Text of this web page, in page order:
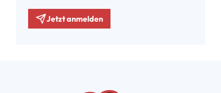
Jetzt anmelden